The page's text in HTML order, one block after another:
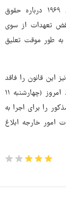
این قانون با استناد به ماده ۶۰ کنوانسیون وین ۱۹۶۹ درباره حقوق
تعهدات از سوی
به‌ طور موقت تعلیق
این قانون را فاقد
مغایرت با موازین شرع و قانون اساسی اعلام کرد. امروز (چهارشنبه ۱۱
را برای اجرا به
امور خارجه ابلاغ